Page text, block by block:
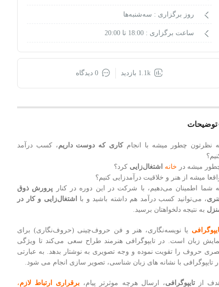
روز برگزاری : سه‌شنبه‌ها
ساعت برگزاری : 18:00 تا 20:00
1.1k بازدید 0 دیدگاه
توضیحات
نظرتون چطور میشه با انجام کاری که دوست داریم ، کسب درآمد
میشه در خانه اشتغال‌زایی کرد؟
میشه از هنر و خلاقیت درآمدزایی کنیم؟
شما اطمینان می‌دهیم، با شرکت در این دوره در کنار
پرورش ذوق
، می‌توانید کسب درآمد هم داشته باشید و با
اشتغال‌زایی و کار در
به نتیجه دلخواهتان برسید.
یا نویسه‌‌نگاری، هنر و فن حروف‌چینی (حروف‌‌نگاری) برای
زبان است. در تایپوگرافی هنرمند طراح سعی می‌کند تا ویژگی
حروف را تقویت نموده و وجه تصویری به نوشتار بدهد. به عبارتی
تایپوگرافی با نشانه های زبان شناسی، تصویر سازی انجام می شود.
از تایپوگرافی، ارسال هرچه موثرتر پیام، برقراری ارتباط لازم،